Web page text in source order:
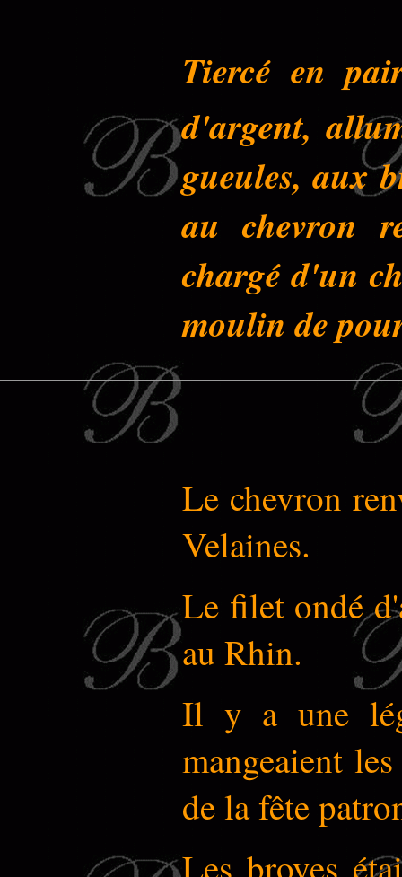
Tiercé en
d'argent,
gueules, aux
au chevron
chargé d'un
moulin de
Le chevron
Velaines.
Le filet ondé
au Rhin.
Il y a une
mangeaient
de la fête
Les broyes